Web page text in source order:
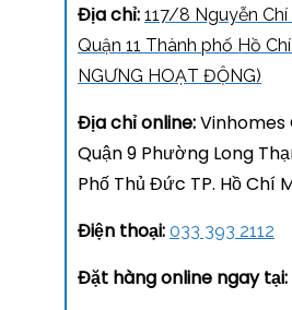
Địa chỉ: 117/8 Nguyễn
Quận 11 Thành phố Hồ
NGƯNG HOẠT ĐỘNG)
Địa chỉ online:Vinhomes
Quận 9 Phường Long
Phố Thủ Đức TP. Hồ Chí
Điện thoại: 033 393 2112
Đặt hàng online ngay tại: